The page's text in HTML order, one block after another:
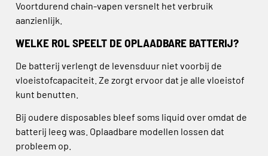
Voortdurend chain-vapen versnelt het verbruik
aanzienlijk.
WELKE ROL SPEELT DE OPLAADBARE BATTERIJ?
De batterij verlengt de levensduur niet voorbij de
vloeistofcapaciteit. Ze zorgt ervoor dat je alle vloeistof
kunt benutten.
Bij oudere disposables bleef soms liquid over omdat de
batterij leeg was. Oplaadbare modellen lossen dat
probleem op.